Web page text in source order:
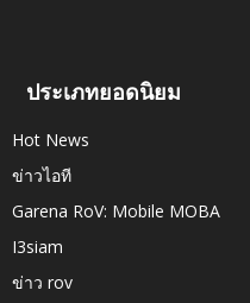
ประเภทยอดนิยม
Hot News
ข่าวไอที
Garena RoV: Mobile MOBA
I3siam
ข่าว rov